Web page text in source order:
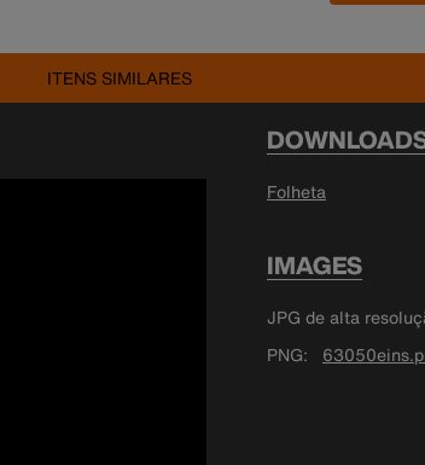
ITENS SIMILARES
Folheta
IMAGES
JPG de alta
PNG